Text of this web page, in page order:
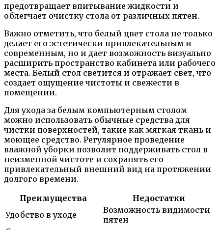
предотвращает впитывание жидкости и
облегчает очистку стола от различных пятен.
Важно отметить, что белый цвет стола не только
делает его эстетически привлекательным и
современным, но и дает возможность визуально
расширить пространство кабинета или рабочего
места. Белый стол светится и отражает свет, что
создает ощущение чистоты и свежести в
помещении.
Для ухода за белым компьютерным столом
можно использовать обычные средства для
чистки поверхностей, такие как мягкая ткань и
моющее средство. Регулярное проведение
влажной уборки позволит поддерживать стол в
неизменной чистоте и сохранять его
привлекательный внешний вид на протяжении
долгого времени.
Преимущества
Недостатки
Удобство в уходе
Возможность видимости
пятен